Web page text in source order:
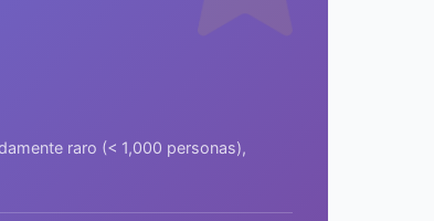
raro (< 1,000 personas),